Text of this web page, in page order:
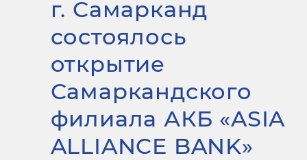
г. Самарканд
состоялось
открытие
Самаркандского
филиала АКБ «ASIA
ALLIANCE BANK»